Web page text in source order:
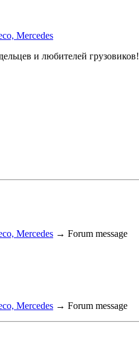
Mercedes
и любителей грузовиков!
Mercedes → Forum message
Mercedes → Forum message